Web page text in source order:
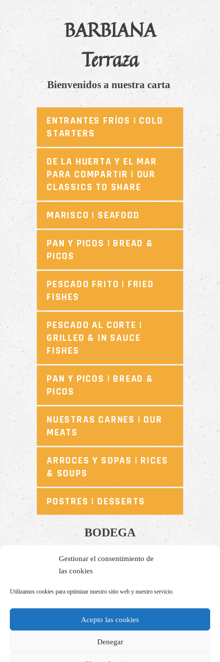
Gestionar el consentimiento de
las cookies
Utilizamos cookies para optimizar nuestro sitio web y nuestro servicio.
Acepto las cookies
Denegar
BARBIANA
Terraza
Bienvenidos a nuestra carta
ENTRANTES FRÍOS | COLD
STARTERS
DE LA HUERTA Y EL MAR
PARA COMPARTIR | OUR
CLASSICS TO SHARE
MARISCO | SEAFOOD
PAN Y PICOS | BREAD &
PICOS
PESCADO FRITO | FRIED
FISHES
PESCADO AL CORTE |
GRILLED & IN SAUCE
FISHES
PAN Y PICOS | BREAD &
PICOS
NUESTRAS CARNES | OUR
MEATS
ARROCES Y SOPAS | RICES
& SOUPS
POSTRES | DESSERTS
BODEGA
BLANCOS
ROSADOS
CHAMPAGNE & CAVAS